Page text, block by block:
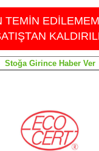
TEMİN